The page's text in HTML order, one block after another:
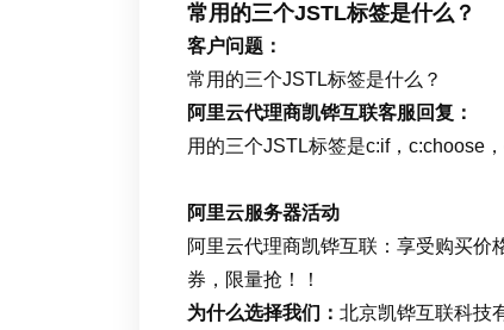
常用的三个JSTL标签是什么？
客户问题：
常用的三个JSTL标签是什么？
阿里云代理商凯铧互联客服回复：
用的三个JSTL标签是c:if，c:choose
阿里云服务器活动
阿里云代理商凯铧互联：享受购买价
券，限量抢！！
为什么选择我们： 北京凯铧互联科技